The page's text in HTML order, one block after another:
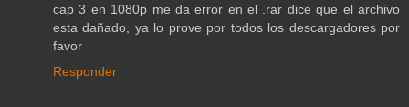
cap 3 en 1080p me da error en el .rar dice que el archivo
esta dañado, ya lo prove por todos los descargadores por
favor
Responder